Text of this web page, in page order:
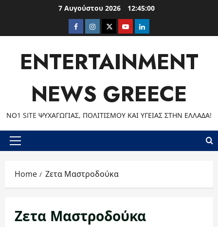
7 Αυγούστου 2026 12:45:00
Facebook
Instagram
TwitterYoutubeLinkedIn
ENTERTAINMENT
NEWS GREECE
ΝΟ1 SITE ΨΥΧΑΓΩΓΊΑΣ, ΠΟΛΙΤΙΣΜΟΎ ΚΑΙ ΥΓΕΊΑΣ ΣΤΗΝ ΕΛΛΆΔΑ!
Primary
Home Ζετα Μαστροδούκα
Ζετα Μαστροδούκα